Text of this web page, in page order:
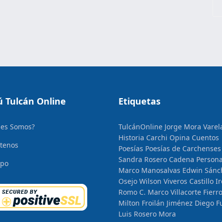
Tulcán Online
Somos?
Etiquetas
TulcánOnline Jorge Mora
Historia Carchi Opina Cuentos
Poesías Poesías de Carchenses
Sandra Rosero Cadena
Marco Manosalvas Edwin
Osejo Wilson Viveros Castillo
Romo C. Marco Villacorte Fierro
Milton Froilán Jiménez Diego
Luis Rosero Mora